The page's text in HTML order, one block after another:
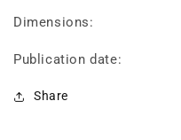
Dimensions:
Publication date:
Share